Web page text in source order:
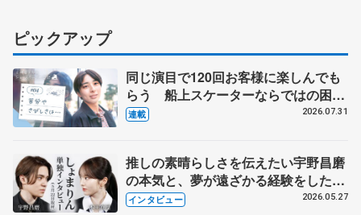
ピックアップ
同じ演目で120回お客様に楽しんでも
らう 船上スケーターならではの困難
とは 影響あったPIW前キャプテン松
連載 2026.07.31
推しの素晴らしさを伝えたい宇野昌磨
の本気と、夢が遠ざかる経験をした本
田真凜の覚悟
インタビュー 2026.05.27